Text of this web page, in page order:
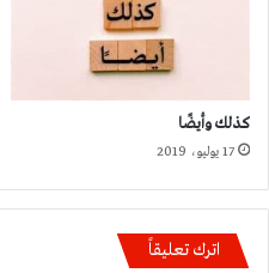
كذلك وأيضًا
17 يوليو، 2019
اترك تعليقاً